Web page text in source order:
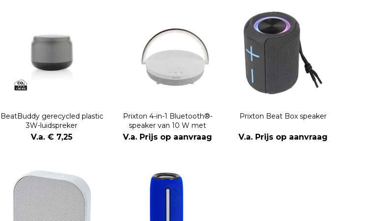
BeatBuddy gerecycled plastic
3W-luidspreker
V.a. € 7,25
Prixton 4-in-1 Bluetooth®-
speaker van 10 W met
ledverlichting en draadloos
oplaadstation
V.a. Prijs op aanvraag
Prixton Beat Box speaker
V.a. Prijs op aanvraag